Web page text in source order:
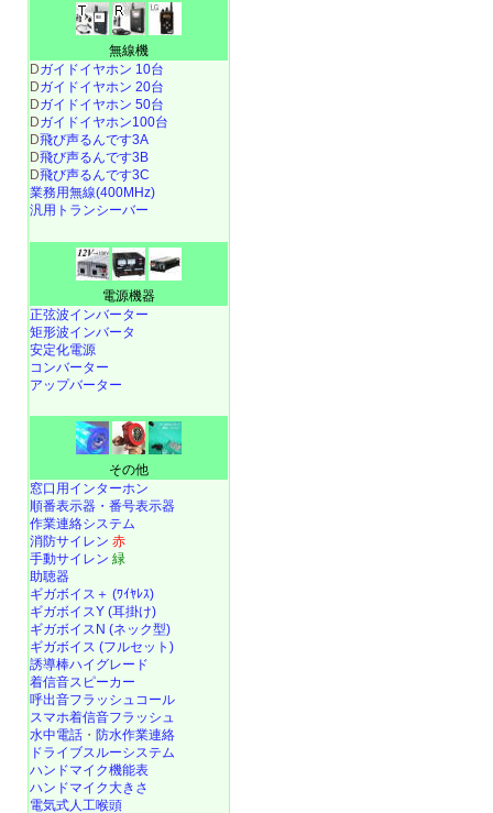
無線機
Dガイドイヤホン 10台
Dガイドイヤホン 20台
Dガイドイヤホン 50台
Dガイドイヤホン100台
D飛び声るんです3A
D飛び声るんです3B
D飛び声るんです3C
業務用無線(400MHz)
汎用トランシーバー
電源機器
正弦波インバーター
矩形波インバータ
安定化電源
コンバーター
アップバーター
その他
窓口用インターホン
順番表示器・番号表示器
作業連絡システム
消防サイレン 赤
手動サイレン 緑
助聴器
ギガボイス＋ (ﾜｲﾔﾚｽ)
ギガボイスY (耳掛け)
ギガボイスN (ネック型)
ギガボイス (フルセット)
誘導棒ハイグレード
着信音スピーカー
呼出音フラッシュコール
スマホ着信音フラッシュ
水中電話 ・ 防水作業連絡
ドライブスルーシステム
ハンドマイク機能表
ハンドマイク大きさ
電気式人工喉頭